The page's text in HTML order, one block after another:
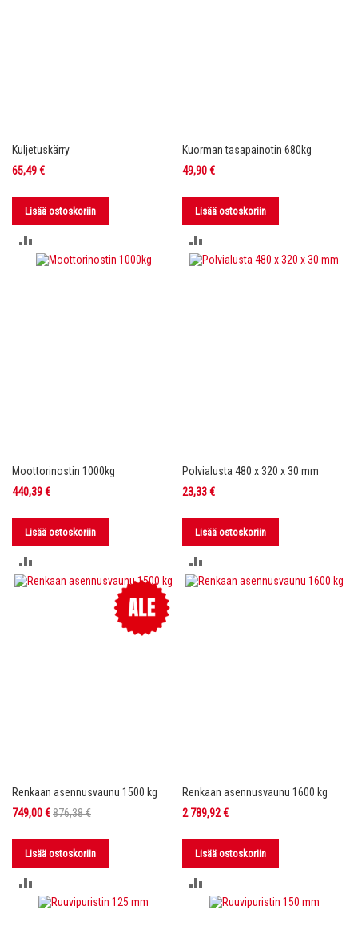
Kuljetuskärry
65,49 €
Lisää ostoskoriin
VERTAILUUN
Kuorman tasapainotin 680kg
49,90 €
Lisää ostoskoriin
VERTAILUUN
Moottorinostin 1000kg
440,39 €
Lisää ostoskoriin
VERTAILUUN
Polvialusta 480 x 320 x 30 mm
23,33 €
Lisää ostoskoriin
VERTAILUUN
Renkaan asennusvaunu 1500 kg
Tarjoushinta
749,00 €876,38 €
Lisää ostoskoriin
VERTAILUUN
Renkaan asennusvaunu 1600 kg
2 789,92 €
Lisää ostoskoriin
VERTAILUUN